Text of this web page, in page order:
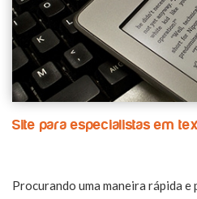
Site para especialistas em
Procurando uma maneira rápida e